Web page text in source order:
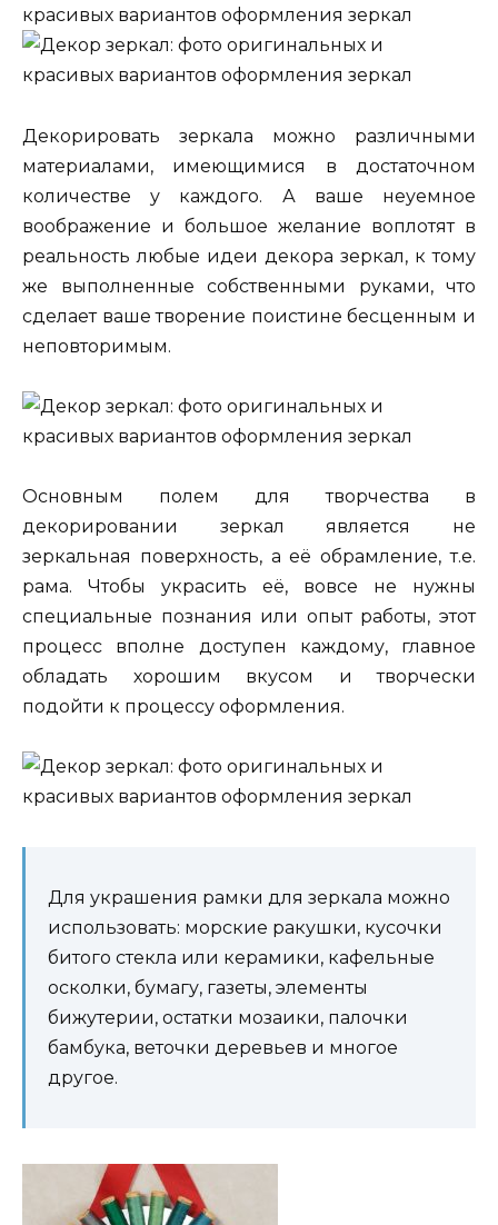
Декорировать зеркала можно различными
материалами, имеющимися в достаточном
количестве у каждого. А ваше неуемное
воображение и большое желание воплотят в
реальность любые идеи декора зеркал, к тому
же выполненные собственными руками, что
сделает ваше творение поистине бесценным и
неповторимым.
Основным полем для творчества в
декорировании зеркал является не
зеркальная поверхность, а её обрамление, т.е.
рама. Чтобы украсить её, вовсе не нужны
специальные познания или опыт работы, этот
процесс вполне доступен каждому, главное
обладать хорошим вкусом и творчески
подойти к процессу оформления.
Для украшения рамки для зеркала можно
использовать: морские ракушки, кусочки
битого стекла или керамики, кафельные
осколки, бумагу, газеты, элементы
бижутерии, остатки мозаики, палочки
бамбука, веточки деревьев и многое
другое.